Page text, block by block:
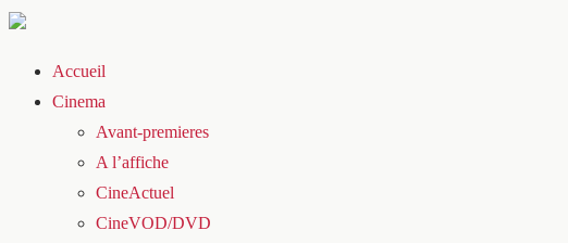
Accueil
Cinema
Avant-premieres
A l’affiche
CineActuel
CineVOD/DVD